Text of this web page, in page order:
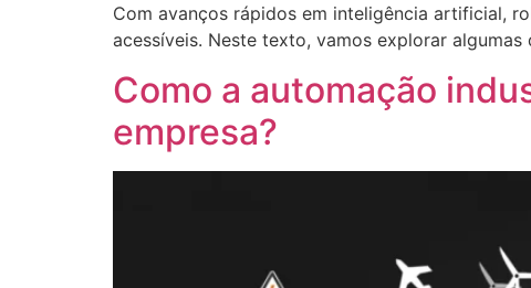
Com avanços rápidos em inteligência artificial,
acessíveis. Neste texto, vamos explorar
Como a automação
empresa?